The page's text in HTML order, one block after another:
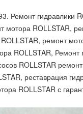
гидравлики
мотора ROLLSTAR,
ремонт
ROLLSTAR, Ремонт
ROLLSTAR
реставрация
ROLLSTAR с